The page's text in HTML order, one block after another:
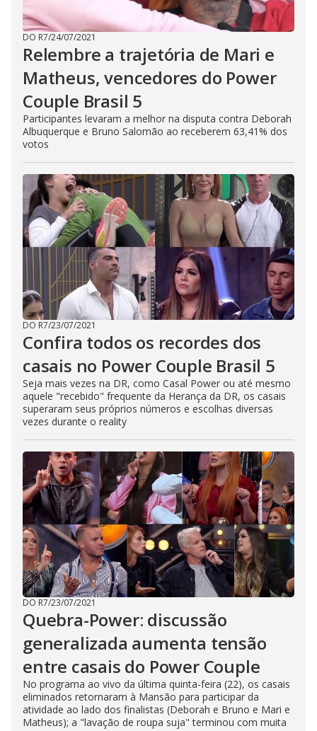
DO R7/24/07/2021
Relembre a trajetória de Mari e
Matheus, vencedores do Power
Couple Brasil 5
Participantes levaram a melhor na disputa contra Deborah
Albuquerque e Bruno Salomão ao receberem 63,41% dos
votos
DO R7/23/07/2021
Confira todos os recordes dos
casais no Power Couple Brasil 5
Seja mais vezes na DR, como Casal Power ou até mesmo
aquele "recebido" frequente da Herança da DR, os casais
superaram seus próprios números e escolhas diversas
vezes durante o reality
DO R7/23/07/2021
Quebra-Power: discussão
generalizada aumenta tensão
entre casais do Power Couple
No programa ao vivo da última quinta-feira (22), os casais
eliminados retornaram à Mansão para participar da
atividade ao lado dos finalistas (Deborah e Bruno e Mari e
Matheus); a "lavação de roupa suja" terminou com muita